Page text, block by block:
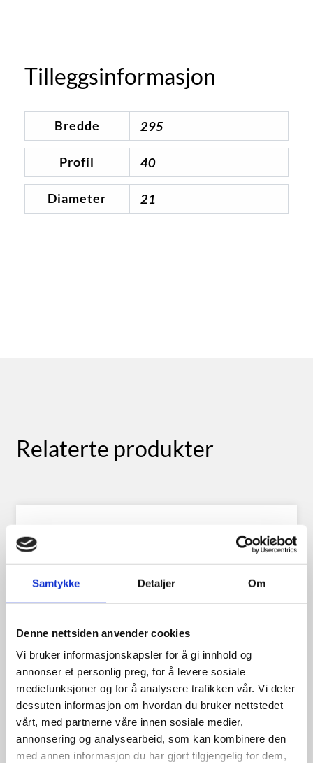
Samtykke Detaljer Om
Denne nettsiden anvender cookies
Vi bruker informasjonskapsler for å gi innhold og
annonser et personlig preg, for å levere sosiale
mediefunksjoner og for å analysere trafikken vår. Vi deler
dessuten informasjon om hvordan du bruker nettstedet
vårt, med partnerne våre innen sosiale medier,
annonsering og analysearbeid, som kan kombinere den
med annen informasjon du har gjort tilgjengelig for dem,
Tilleggsinformasjon
Bredde 295
Profil 40
Diameter 21
Relaterte produkter
Triangle 175/70R13 82T